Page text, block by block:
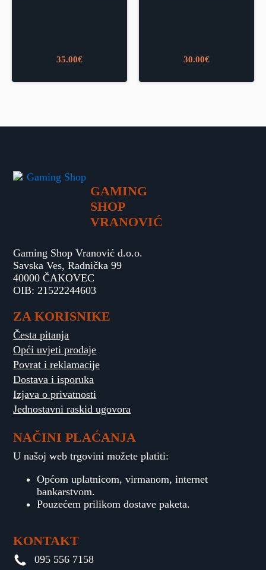
35.00€ 30.00€
GAMING
SHOP
VRANOVIĆ
Gaming Shop Vranović d.o.o.
Savska Ves, Radnička 99
40000 ČAKOVEC
OIB: 21522244603
ZA KORISNIKE
Česta pitanja
Opći uvjeti prodaje
Povrat i reklamacije
Dostava i isporuka
Izjava o privatnosti
Jednostavni raskid ugovora
NAČINI PLAĆANJA
U našoj web trgovini možete platiti:
Općom uplatnicom, virmanom, internet
bankarstvom.
Pouzećem prilikom dostave paketa.
KONTAKT
095 556 7158